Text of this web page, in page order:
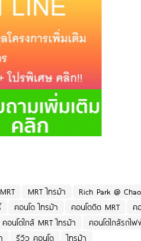
MRT MRT ไทรม้า
Rich Park @
คอนโด ไทรม้า คอนโดติด MRT
ค
คอนโดใกล้ MRT ไทรม้า
คอนโดใกล้รถไ
รีวิว คอนโด ไทรม้า